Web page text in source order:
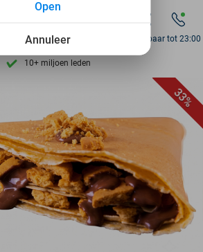
Ontdek 15.000+ deals
7 dagen per week beschikbaar
10+ miljoen leden
206.096 reviews
Ontdek 15.000+ deals
7 dagen per week beschikbaar
10+ miljoen leden
Bereikbaar tot 23:00
33%
Annuleer
Open